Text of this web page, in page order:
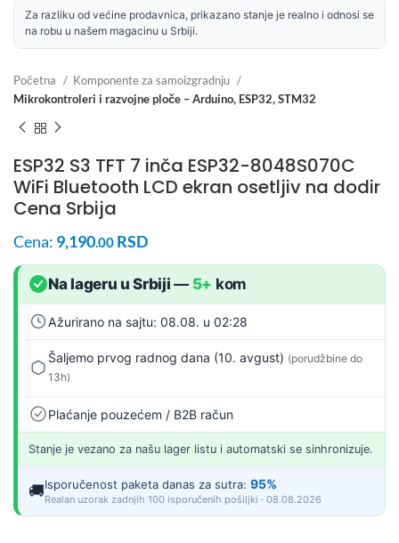
Za razliku od većine prodavnica, prikazano stanje je realno i odnosi se
na robu u našem magacinu u Srbiji.
Početna
Komponente za samoizgradnju
Mikrokontroleri i razvojne ploče – Arduino, ESP32, STM32
ESP32 S3 TFT 7 inča ESP32-8048S070C
WiFi Bluetooth LCD ekran osetljiv na dodir
Cena Srbija
Cena: 9,190.00 RSD
Na lageru u Srbiji — 5+ kom
Ažurirano na sajtu: 08.08. u 02:28
Šaljemo prvog radnog dana (10. avgust) (porudžbine do
13h)
Plaćanje pouzećem / B2B račun
Stanje je vezano za našu lager listu i automatski se sinhronizuje.
🚚Isporučenost paketa danas za sutra: 95%
Realan uzorak zadnjih 100 isporučenih pošiljki · 08.08.2026